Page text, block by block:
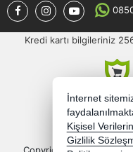
Kredi kartı bilgileriniz
İnternet
Kişisel
Gizlilik